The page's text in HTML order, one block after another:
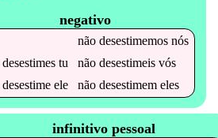
negativo
não desestimemosnós
desestimestu não desestimeisvós
desestimeele não desestimemeles
infinitivo pessoal